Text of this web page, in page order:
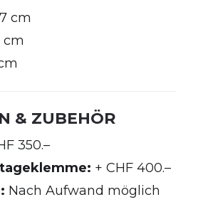
cm
cm
& ZUBEHÖR
350.–
+ CHF 400.–
Nach Aufwand möglich